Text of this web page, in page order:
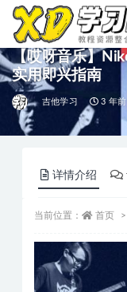
【哎呀音乐】
实用即兴指南
吉他学习 3 年前
详情介绍
当前位置： 首页